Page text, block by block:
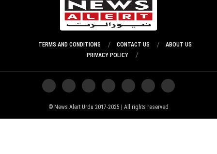
ABOUT US
CONTACT US
TERMS AND CONDITIONS
PRIVACY POLICY
News Alert Urdu 2017-2025 | All rights reserved ©